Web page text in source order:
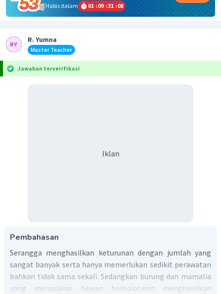
Habis dalam
01 :09 :31 :07
R. Yumna
Master Teacher
Jawaban terverifikasi
Iklan
Pembahasan
Serangga menghasilkan keturunan dengan jumlah yang
sangat banyak serta hanya memerlukan sedikit perawatan
bahkan tidak sama sekali. Sedangkan burung dan mamalia
yang merupakan hewan homoioterm menghasilkan